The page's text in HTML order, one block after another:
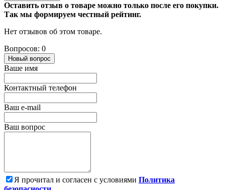
Оставить отзыв о товаре можно только после его покупки.
Так мы формируем честный рейтинг.
Нет отзывов об этом товаре.
Вопросов: 0
Новый вопрос
Ваше имя
Контактный телефон
Ваш e-mail
Ваш вопрос
Я прочитал и согласен с условиями Политика